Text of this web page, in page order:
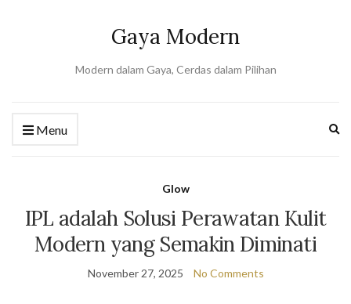
Gaya Modern
Modern dalam Gaya, Cerdas dalam Pilihan
Menu
Glow
IPL adalah Solusi Perawatan Kulit
Modern yang Semakin Diminati
November 27, 2025 No Comments